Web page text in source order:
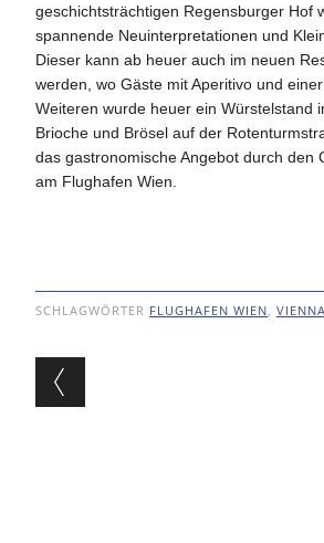
geschichtsträchtigen Regensburger Hof
spannende Neuinterpretationen und
Dieser kann ab heuer auch im neuen
werden, wo Gäste mit Aperitivo und
Weiteren wurde heuer ein Würstelstand
Brioche und Brösel auf der
das gastronomische Angebot durch den
am Flughafen Wien.
SCHLAGWÖRTER FLUGHAFEN WIEN